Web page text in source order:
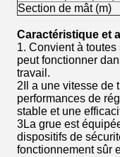
Section de mât (m)
Caractéristique et
1. Convient à
peut fonctionner
travail.
2Il a une vitesse de
performances de
stable et une
3La grue est
dispositifs de
fonctionnement sûr